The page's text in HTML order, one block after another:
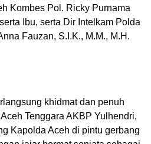
Kombes Pol. Ricky Purnama
Ibu, serta Dir Intelkam Polda
Fauzan, S.I.K., M.M., M.H.
khidmat dan penuh
Tenggara AKBP Yulhendri,
Kapolda Aceh di pintu gerbang